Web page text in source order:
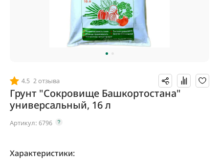
4.5 2 отзыва
Грунт "Сокровище Башкортостана"
универсальный, 16 л
Артикул: 6796
Характеристики: